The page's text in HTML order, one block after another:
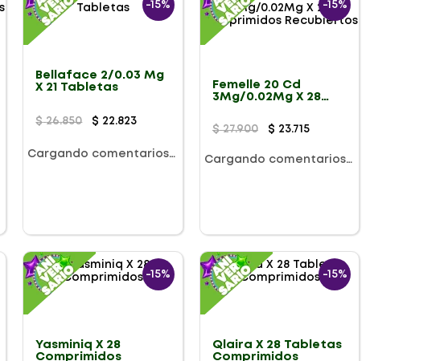
-15%
Bellaface 2/0.03 Mg
X 21 Tabletas
$ 26.850 $ 22.823
Cargando comentarios…
-15%
Femelle 20 Cd
3Mg/0.02Mg X 28
Recubiertos
$ 27.900 $ 23.715
Cargando comentarios…
-15%
Yasminiq X 28
Comprimidos
-15%
Qlaira X 28 Tabletas
Comprimidos